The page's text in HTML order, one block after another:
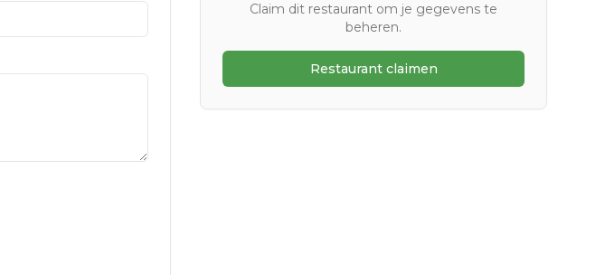
Claim dit restaurant om je gegevens te
beheren.
Restaurant claimen